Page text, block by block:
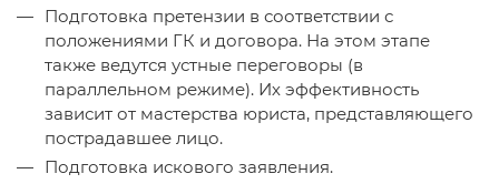
Подготовка претензии в соответствии с
положениями ГК и договора. На этом этапе
также ведутся устные переговоры (в
параллельном режиме). Их эффективность
зависит от мастерства юриста, представляющего
пострадавшее лицо.
Подготовка искового заявления.